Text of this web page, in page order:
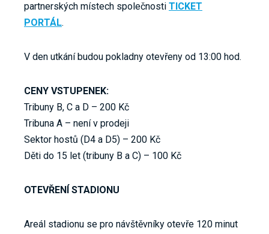
partnerských místech společnosti TICKET
PORTÁL.
V den utkání budou pokladny otevřeny od 13:00 hod.
CENY VSTUPENEK:
Tribuny B, C a D – 200 Kč
Tribuna A – není v prodeji
Sektor hostů (D4 a D5) – 200 Kč
Děti do 15 let (tribuny B a C) – 100 Kč
OTEVŘENÍ STADIONU
Areál stadionu se pro návštěvníky otevře 120 minut